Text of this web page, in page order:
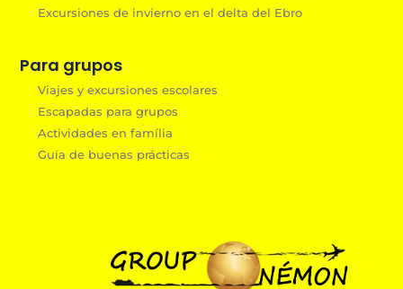
Excursiones de invierno en el delta del Ebro
Para grupos
Viajes y excursiones escolares
Escapadas para grupos
Actividades en família
Guía de buenas prácticas